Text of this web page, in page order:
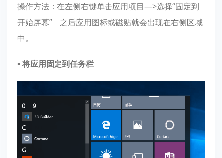
操作方法：在左侧右键单击应用项目—>选择“固定到
开始屏幕”，之后应用图标或磁贴就会出现在右侧区域
中。
• 将应用固定到任务栏